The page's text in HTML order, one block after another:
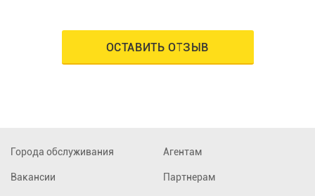
ОСТАВИТЬ ОТЗЫВ
Города обслуживания
Вакансии
Агентам
Партнерам